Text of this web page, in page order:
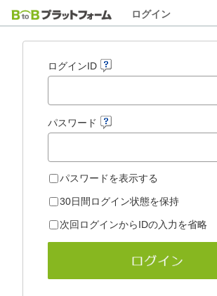
ログイン
ログインID
パスワード
パスワードを表示する
30日間ログイン状態を保持
次回ログインからIDの入力を省略